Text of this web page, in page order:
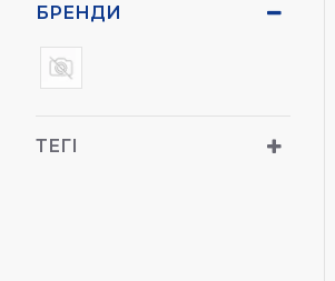
БРЕНДИ
ТЕГІ